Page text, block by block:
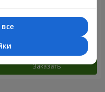
шаров "Arcobaleno"
Заказать